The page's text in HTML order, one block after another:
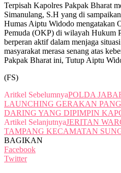
Terpisah Kapolres Pakpak Bharat
Simanulang, S.H yang di
Humas Aiptu Widodo mengatakan
Pemuda (OKP) di wilayah Hukum
berperan aktif dalam menjaga
masyarakat merasa senang atas
Pakpak Bharat ini, Tutup Aiptu
(FS)
Aritkel SebelumnyaPOLDA
LAUNCHING GERAKAN
DARING YANG DIPIMPIN
Artikel SelanjutnyaJERITAN
TAMPANG KECAMATAN
BAGIKAN
Facebook
Twitter